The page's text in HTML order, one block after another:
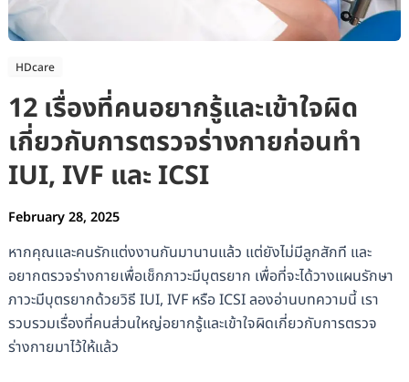
HDcare
12 เรื่องที่คนอยากรู้และเข้าใจผิด
เกี่ยวกับการตรวจร่างกายก่อนทำ
IUI, IVF และ ICSI
February 28, 2025
หากคุณและคนรักแต่งงานกันมานานแล้ว แต่ยังไม่มีลูกสักที และ
อยากตรวจร่างกายเพื่อเช็กภาวะมีบุตรยาก เพื่อที่จะได้วางแผนรักษา
ภาวะมีบุตรยากด้วยวิธี IUI, IVF หรือ ICSI ลองอ่านบทความนี้ เรา
รวบรวมเรื่องที่คนส่วนใหญ่อยากรู้และเข้าใจผิดเกี่ยวกับการตรวจ
ร่างกายมาไว้ให้แล้ว